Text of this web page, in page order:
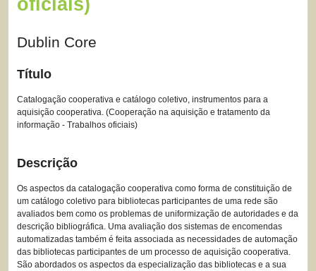
oficiais)
Dublin Core
Título
Catalogação cooperativa e catálogo coletivo, instrumentos para a
aquisição cooperativa. (Cooperação na aquisição e tratamento da
informação - Trabalhos oficiais)
Descrição
Os aspectos da catalogação cooperativa como forma de constituição de
um catálogo coletivo para bibliotecas participantes de uma rede são
avaliados bem como os problemas de uniformização de autoridades e da
descrição bibliográfica. Uma avaliação dos sistemas de encomendas
automatizadas também é feita associada as necessidades de automação
das bibliotecas participantes de um processo de aquisição cooperativa.
São abordados os aspectos da especialização das bibliotecas e a sua